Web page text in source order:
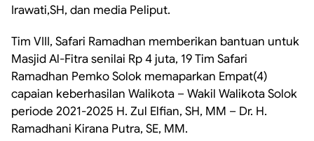
Irawati,SH, dan media Peliput.
Tim VIII, Safari Ramadhan memberikan bantuan untuk
Masjid Al-Fitra senilai Rp 4 juta, 19 Tim Safari
Ramadhan Pemko Solok memaparkan Empat(4)
capaian keberhasilan Walikota – Wakil Walikota Solok
periode 2021-2025 H. Zul Elfian, SH, MM – Dr. H.
Ramadhani Kirana Putra, SE, MM.